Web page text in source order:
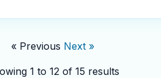
« Previous Next »
1 to 12of 15 results